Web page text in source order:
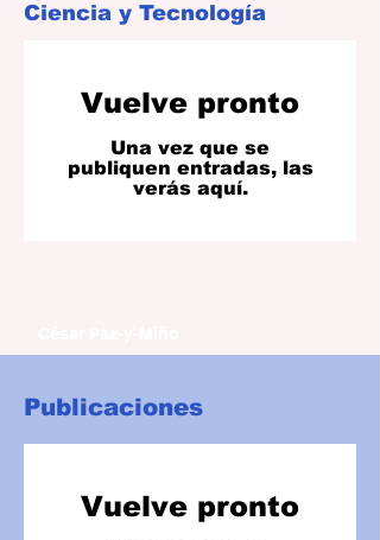
Ciencia y Tecnología
Vuelve pronto
Una vez que se
publiquen entradas, las
verás aquí.
Publicaciones
Vuelve pronto